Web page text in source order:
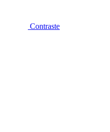
Contraste